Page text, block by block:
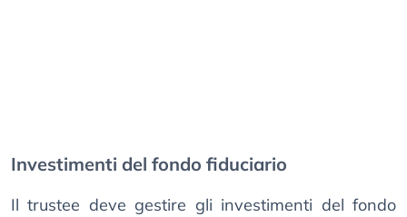
Investimenti del fondo fiduciario
Il trustee deve gestire gli investimenti del fondo